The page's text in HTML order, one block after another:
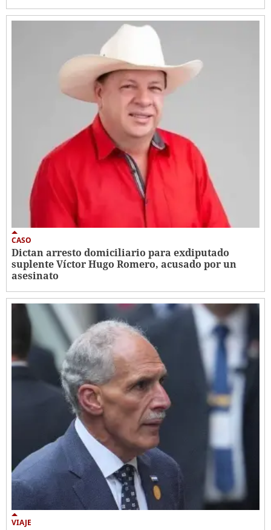
CASO
Dictan arresto domiciliario para exdiputado
suplente Víctor Hugo Romero, acusado por un
asesinato
VIAJE